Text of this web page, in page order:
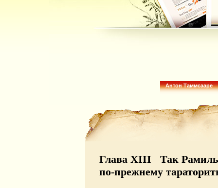
Антон Таммсааре
Глава XIII Так
по-прежнему